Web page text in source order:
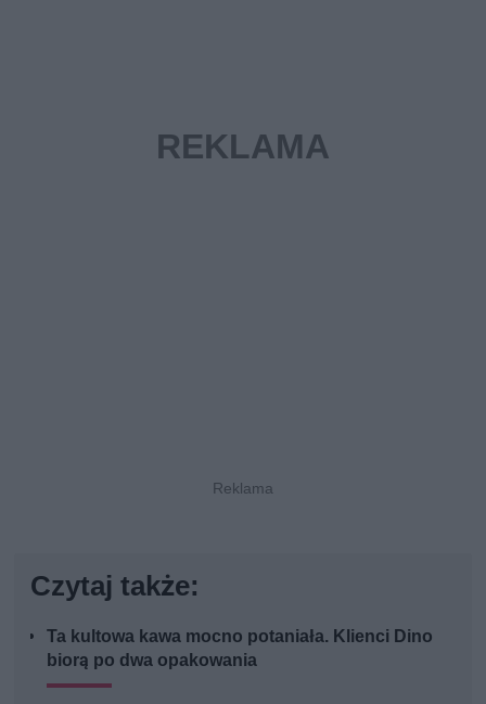
Czytaj także:
Ta kultowa kawa mocno potaniała. Klienci Dino
biorą po dwa opakowania